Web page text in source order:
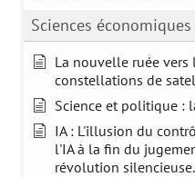
Sciences économiques
La nouvelle ruée vers
constellations de
Science et politique :
IA : L'illusion du
l'IA à la fin du
révolution silencieuse.